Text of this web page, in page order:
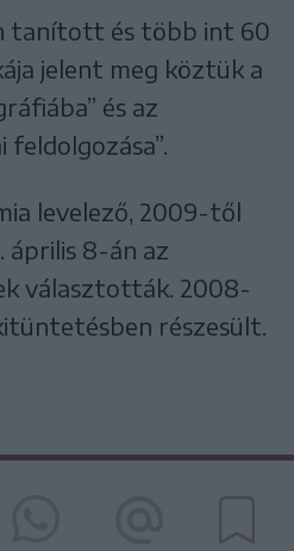
tanított és több int 60
jelent meg köztük a
és az
feldolgozása”.
levelező, 2009-től
április 8-án az
választották. 2008-
részesült.